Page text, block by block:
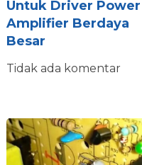
Untuk Driver Power
Amplifier Berdaya
Besar
Tidak ada komentar